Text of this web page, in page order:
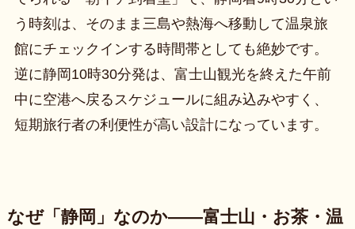
う時刻は、そのまま三島や熱海へ移動して温泉旅
館にチェックインする時間帯としても絶妙です。
逆に静岡10時30分発は、富士山観光を終えた午前
中に空港へ戻るスケジュールに組み込みやすく、
短期旅行者の利便性が高い設計になっています。
なぜ「静岡」なのか——富士山・お茶・温